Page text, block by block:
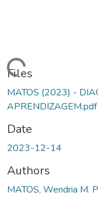
Files
MATOS (2023) -
APRENDIZAGEM.pdf
Date
2023-12-14
Authors
MATOS, Wendria M.